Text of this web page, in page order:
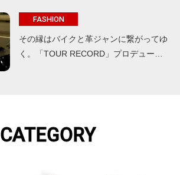
FASHION
その縁はバイクと革ジャンに繋がってゆ
く。「TOUR RECORD」プロデュー…
CATEGORY